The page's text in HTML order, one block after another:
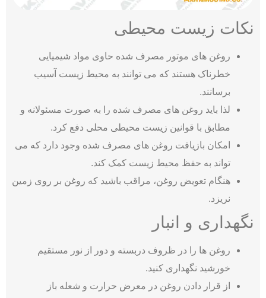
نکات زیست محیطی
روغن‌ های موتور مصرف ‌شده حاوی مواد شیمیایی
خطرناک هستند که می ‌توانند به محیط زیست آسیب
برسانند.
لذا باید روغن ‌های مصرف ‌شده را به صورت مسئولانه و
مطابق با قوانین زیست محیطی محلی دفع کرد.
امکان بازیافت روغن ‌های مصرف ‌شده وجود دارد که می
تواند به حفظ محیط زیست کمک ‌کند.
هنگام تعویض روغن، مراقب باشید که روغن بر روی زمین
نریزد.
نگهداری و انبار
روغن ‌ها را در ظروف دربسته و دور از نور مستقیم
خورشید نگهداری کنید.
از قرار دادن روغن در معرض حرارت و شعله باز